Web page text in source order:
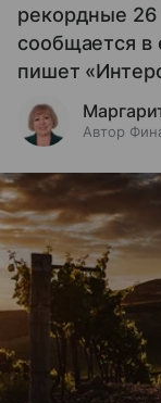
рекордные 26
сообщается в
пишет
Автор